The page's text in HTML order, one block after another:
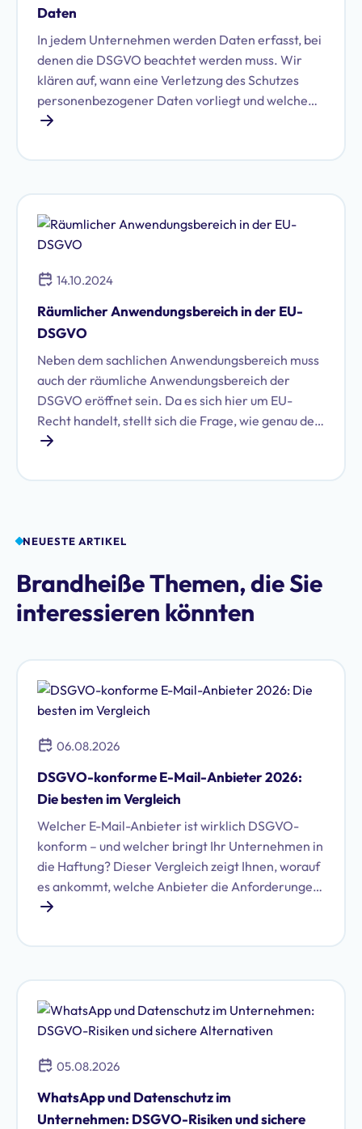
Daten
In jedem Unternehmen werden Daten erfasst, bei
denen die DSGVO beachtet werden muss. Wir
klären auf, wann eine Verletzung des Schutzes
personenbezogener Daten vorliegt und welche
Pflichten mit solch einem Ereignis einhergehen.
Auswirkungen minimieren können.
14.10.2024
Räumlicher Anwendungsbereich in der EU-
DSGVO
Neben dem sachlichen Anwendungsbereich muss
auch der räumliche Anwendungsbereich der
DSGVO eröffnet sein. Da es sich hier um EU-
Recht handelt, stellt sich die Frage, wie genau der
räumliche Anwendungsbereich definiert ist und
Firmen, die ihren Hauptsitz in den USA haben,
keine Filiale in der EU haben?
NEUESTE ARTIKEL
Brandheiße Themen, die Sie
interessieren könnten
06.08.2026
DSGVO-konforme E-Mail-Anbieter 2026:
Die besten im Vergleich
Welcher E-Mail-Anbieter ist wirklich DSGVO-
konform – und welcher bringt Ihr Unternehmen in
die Haftung? Dieser Vergleich zeigt Ihnen, worauf
es ankommt, welche Anbieter die Anforderungen
erfüllen und wie Sie die richtige Wahl für Ihr
05.08.2026
WhatsApp und Datenschutz im
Unternehmen: DSGVO-Risiken und sichere